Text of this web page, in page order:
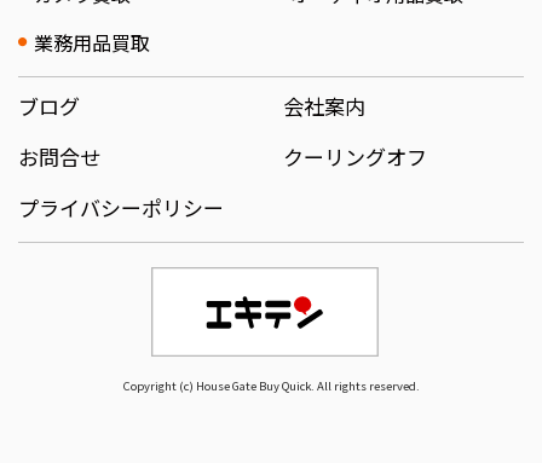
業務用品買取
ブログ
会社案内
お問合せ
クーリングオフ
プライバシーポリシー
Copyright (c) House Gate Buy Quick. All rights reserved.